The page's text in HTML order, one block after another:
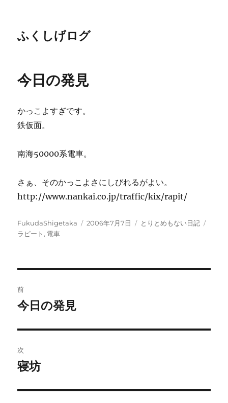
ふくしげログ
今日の発見
かっこよすぎです。
鉄仮面。
南海50000系電車。
さぁ、そのかっこよさにしびれるがよい。
http://www.nankai.co.jp/traffic/kix/rapit/
投
稿
FukudaShigetaka
投
2006年7月7日
カ
とりとめもない日記
ラピート , 電車
稿
ビ
ゲ
ー
前
前
投
稿:
今日の発見
次
次
投
寝坊